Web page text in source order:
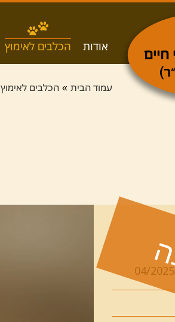
אודות הכלבים לאימוץ
עמוד הבית » הכלבים לאימוץ